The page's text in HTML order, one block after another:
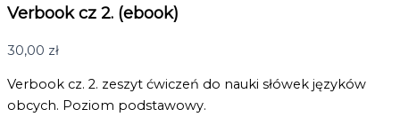
Verbook cz 2. (ebook)
30,00 zł
Verbook cz. 2. zeszyt ćwiczeń do nauki słówek języków
obcych. Poziom podstawowy.